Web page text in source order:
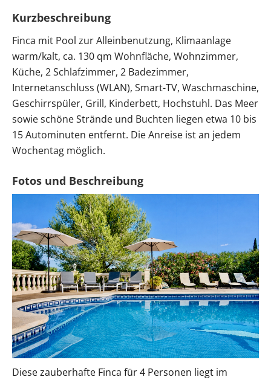
Kurzbeschreibung
Finca mit Pool zur Alleinbenutzung, Klimaanlage
warm/kalt, ca. 130 qm Wohnfläche, Wohnzimmer,
Küche, 2 Schlafzimmer, 2 Badezimmer,
Internetanschluss (WLAN), Smart-TV, Waschmaschine,
Geschirrspüler, Grill, Kinderbett, Hochstuhl. Das Meer
sowie schöne Strände und Buchten liegen etwa 10 bis
15 Autominuten entfernt. Die Anreise ist an jedem
Wochentag möglich.
Diese zauberhafte Finca für 4 Personen liegt im